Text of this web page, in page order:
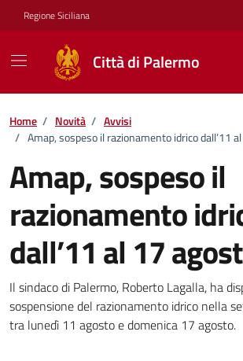
Vai ai contenuti
Vai al footer
Regione Siciliana
Città di Palermo
Home / Novità / Avvisi
/ Amap, sospeso il razionamento idrico dall’11
Amap, sospeso il
razionamento
dall’11 al 17
Dettagli della notizia
Il sindaco di Palermo, Roberto Lagalla, ha
sospensione del razionamento idrico nella
tra lunedì 11 agosto e domenica 17 agosto.